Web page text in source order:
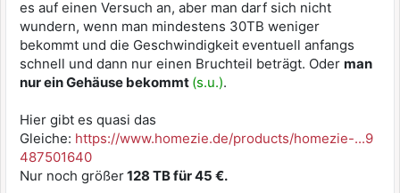
es auf einen Versuch an, aber man darf sich nicht
wundern, wenn man mindestens 30TB weniger
bekommt und die Geschwindigkeit eventuell anfangs
schnell und dann nur einen Bruchteil beträgt. Oder man
nur ein Gehäuse bekommt (s.u.).
Hier gibt es quasi das
Gleiche: https://www.homezie.de/products/homezie-...9
487501640
Nur noch größer128 TB für 45 €.